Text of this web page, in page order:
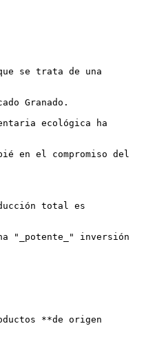
se trata de una
Granado.
ecológica ha
en el compromiso del
total es
"_potente_" inversión
**de origen